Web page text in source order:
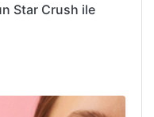
Star Crush ile